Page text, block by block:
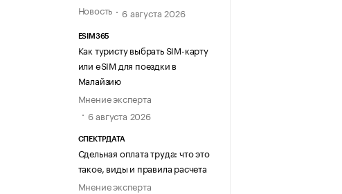
Новость
6 августа 2026
ESIM365
Как туристу выбрать SIM-карту
или eSIM для поездки в
Малайзию
Мнение эксперта
6 августа 2026
СПЕКТРДАТА
Сдельная оплата труда: что это
такое, виды и правила расчета
Мнение эксперта